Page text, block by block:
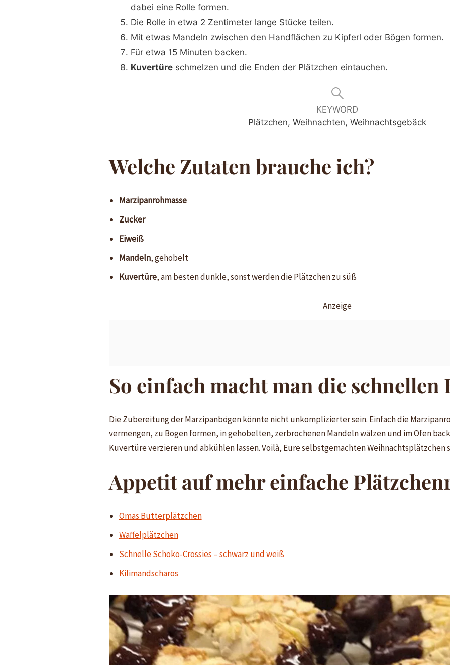
dabei eine Rolle formen.
Die Rolle in etwa 2 Zentimeter lange Stücke teilen.
Mit etwas Mandeln zwischen den Handflächen zu Kipferl oder Bögen formen.
Für etwa 15 Minuten backen.
Kuvertüreschmelzen und die Enden der Plätzchen eintauchen.
KEYWORD
Plätzchen, Weihnachten, Weihnachtsgebäck
Welche Zutaten brauche ich?
Marzipanrohmasse
Zucker
Eiweiß
Mandeln, gehobelt
Kuvertüre, am besten dunkle, sonst werden die Plätzchen zu süß
Anzeige
So einfach macht man die schnellen
Die Zubereitung der Marzipanbögen könnte nicht unkomplizierter sein. Einfach die
vermengen, zu Bögen formen, in gehobelten, zerbrochenen Mandeln wälzen und im Ofen
Kuvertüre verzieren und abkühlen lassen. Voilà, Eure selbstgemachten Weihnachtsplätzchen
Appetit auf mehr einfache
Omas Butterplätzchen
Waffelplätzchen
Schnelle Schoko-Crossies – schwarz und weiß
Kilimandscharos